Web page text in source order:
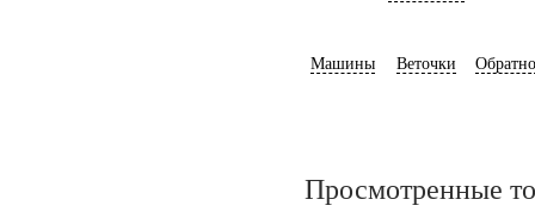
Машины Веточки
Просмотренные